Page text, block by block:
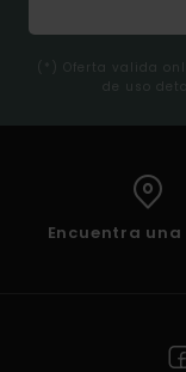
(*) Oferta valida
de uso
Encuentra